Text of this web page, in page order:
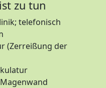
zu tun
telefonisch
(Zerreißung der